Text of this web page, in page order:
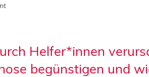
Helfer*innen
begünstigen und